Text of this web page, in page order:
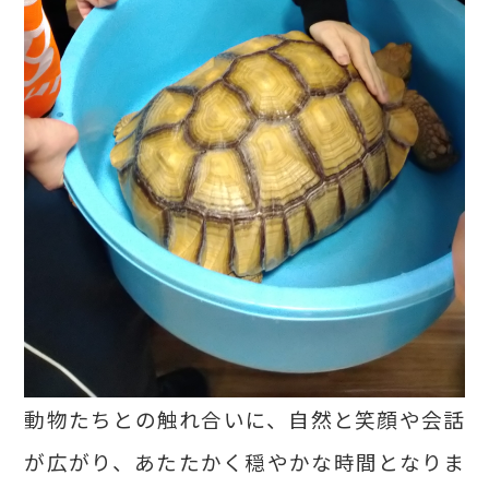
動物たちとの触れ合いに、自然と笑顔や会話
が広がり、あたたかく穏やかな時間となりま